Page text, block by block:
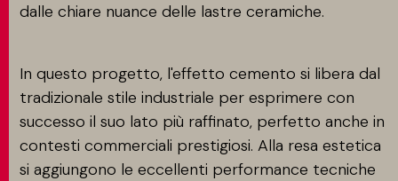
dalle chiare nuance delle lastre ceramiche.
In questo progetto, l'effetto cemento si libera dal
tradizionale stile industriale per esprimere con
successo il suo lato più raffinato, perfetto anche in
contesti commerciali prestigiosi. Alla resa estetica
si aggiungono le eccellenti performance tecniche